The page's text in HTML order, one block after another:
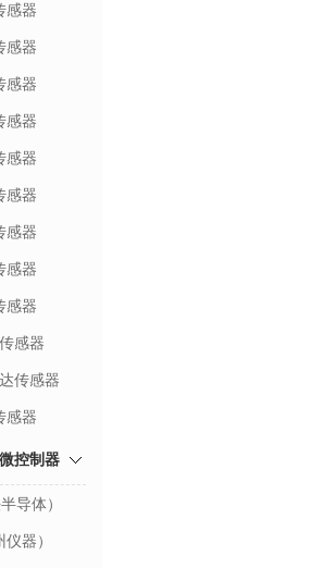
感器
感器
感器
感器
感器
感器
感器
感器
感器
感器
传感器
感器
控制器
导体）
器）